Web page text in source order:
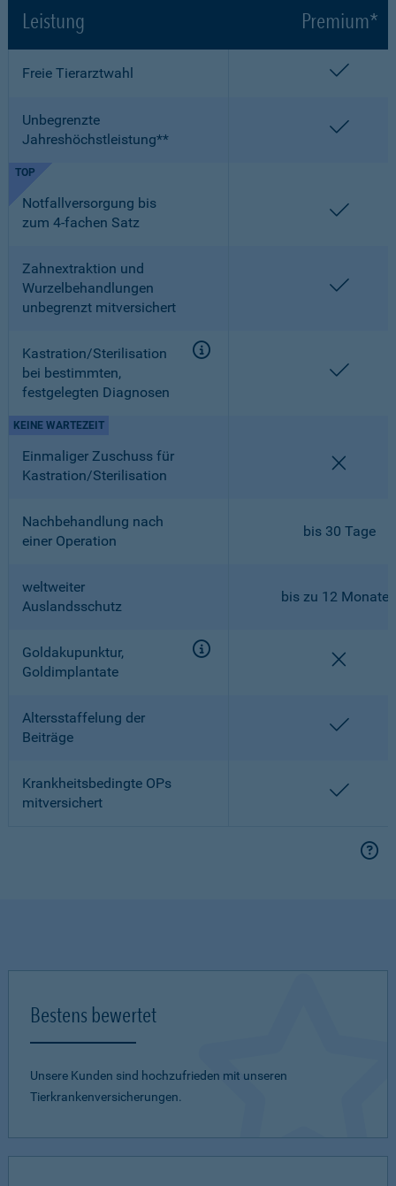
Leistung Premium*
Freie Tierarztwahl
Unbegrenzte
Jahreshöchstleistung**
Notfallversorgung bis
zum 4-fachen Satz
TOP
Zahnextraktion und
Wurzelbehandlungen
unbegrenzt mitversichert
Kastration/Sterilisation
bei bestimmten,
festgelegten Diagnosen
Einmaliger Zuschuss für
Kastration/Sterilisation
KEINE WARTEZEIT
Nachbehandlung nach
einer Operation
bis 30 Tage
weltweiter
Auslandsschutz
bis zu 12 Monaten
Goldakupunktur,
Goldimplantate
Altersstaffelung der
Beiträge
Krankheitsbedingte OPs
mitversichert
Bestens bewertet
Unsere Kunden sind hochzufrieden mit unseren
Tierkrankenversicherungen.